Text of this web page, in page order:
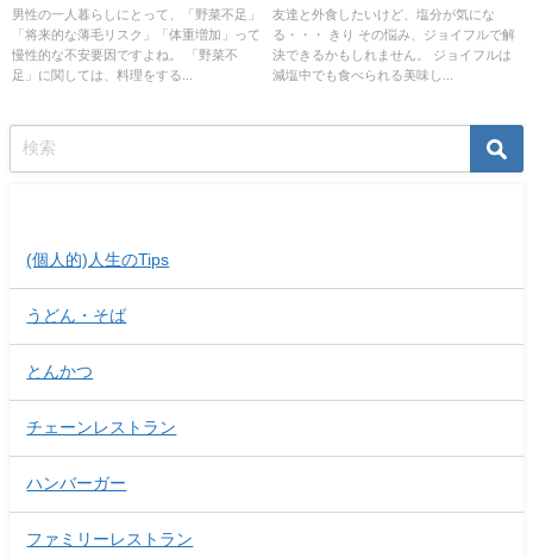
ットをこれで解決！
男性の一人暮らしにとって、「野菜不足」
「将来的な薄毛リスク」「体重増加」って
慢性的な不安要因ですよね。 「野菜不
足」に関しては、料理をする...
友達と外食したいけど、塩分が気にな
る・・・ きり その悩み、ジョイフルで解
決できるかもしれません。 ジョイフルは
減塩中でも食べられる美味し...
(個人的)人生のTips
うどん・そば
とんかつ
チェーンレストラン
ハンバーガー
ファミリーレストラン